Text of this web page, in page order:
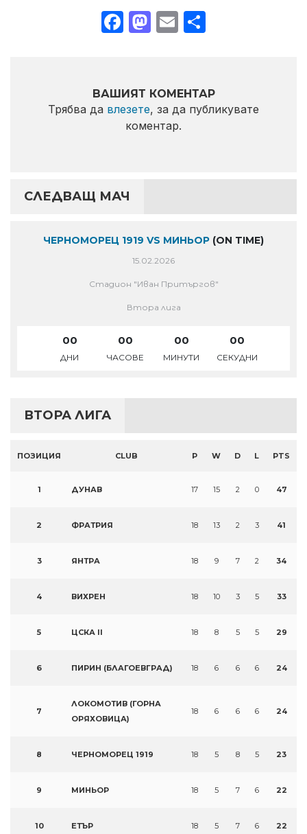
Facebook
Mastodon
Email
ВАШИЯТ КОМЕНТАР
Трябва да влезете, за да публикувате
коментар.
СЛЕДВАЩ МАЧ
ЧЕРНОМОРЕЦ 1919 VS МИНЬОР (ON TIME)
15.02.2026
Стадион "Иван Притъргов"
Втора лига
00
ДНИ
00
ЧАСОВЕ
00
МИНУТИ
00
СЕКУДНИ
ВТОРА ЛИГА
ПОЗИЦИЯ CLUB P W D L PTS
1 ДУНАВ 17 15 2 0 47
2 ФРАТРИЯ 18 13 2 3 41
3 ЯНТРА 18 9 7 2 34
4 ВИХРЕН 18 10 3 5 33
5 ЦСКА II 18 8 5 5 29
6 ПИРИН (БЛАГОЕВГРАД) 18 6 6 6 24
7
ЛОКОМОТИВ (ГОРНА
ОРЯХОВИЦА)
18 6 6 6 24
8 ЧЕРНОМОРЕЦ 1919 18 5 8 5 23
9 МИНЬОР 18 5 7 6 22
10 ЕТЪР 18 5 7 6 22